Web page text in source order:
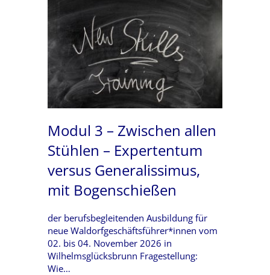
Modul 3 – Zwischen allen
Stühlen – Expertentum
versus Generalissimus,
mit Bogenschießen
der berufsbegleitenden Ausbildung für
neue Waldorfgeschäftsführer*innen vom
02. bis 04. November 2026 in
Wilhelmsglücksbrunn Fragestellung:
Wie…